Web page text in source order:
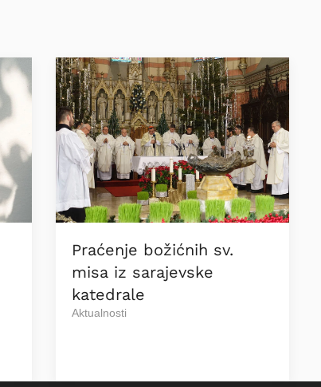
Praćenje božićnih sv.
misa iz sarajevske
katedrale
Aktualnosti